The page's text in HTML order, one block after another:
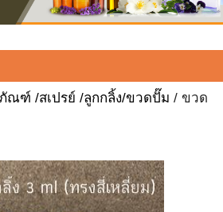
ณฑ์ /สเปรย์ /ลูกกลิ้ง/ขวดปั๊ม / ขวด